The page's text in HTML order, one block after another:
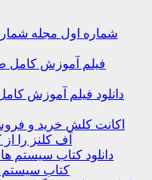
شماره اول مجله
دانلود فیلم آموزش
اکانت کلش
آف کلنز را
دانلود
کتاب سیستم